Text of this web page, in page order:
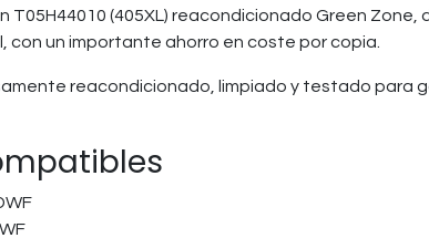
T05H44010 (405XL) reacondicionado Green
con un importante ahorro en coste por copia.
reacondicionado, limpiado y testado para